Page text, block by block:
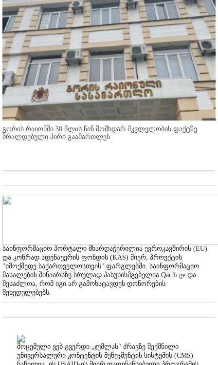
გორის რაიონში 30 წლის წინ მომხდარ მკვლელობის ფაქტზე
ბრალდებული პირი გაამართლეს
საინფორმაციო პორტალი მხარდაჭერილია ევროკავშირის (EU)
და კონრად ადენაუერის ფონდის (KAS) მიერ, პროექტის
"იმოქმედე საქართველოსთვის" ფარგლებში. საინფორმაციო
მასალების შინაარსზე სრულად პასუხისმგებელია Qartli.ge და
შესაძლოა, რომ იგი არ გამოხატავდეს დონორების
შეხედულებებს.
მოცემული ვებ გვერდი „ჯუმლას" ძრავზე შექმნილი
უნივერსალური კონტენტის მენეჯმენტის სისტემის (CMS)